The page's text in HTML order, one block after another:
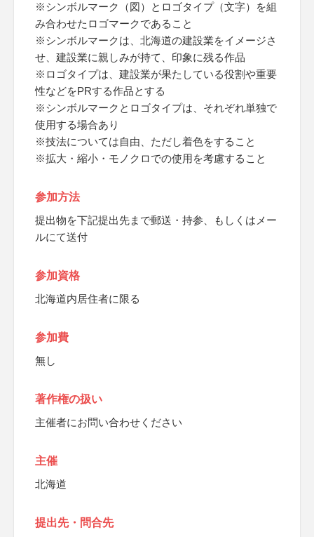
※シンボルマーク（図）とロゴタイプ（文字）を組
み合わせたロゴマークであること
※シンボルマークは、北海道の建設業をイメージさ
せ、建設業に親しみが持て、印象に残る作品
※ロゴタイプは、建設業が果たしている役割や重要
性などをPRする作品とする
※シンボルマークとロゴタイプは、それぞれ単独で
使用する場合あり
※技法については自由、ただし着色をすること
※拡大・縮小・モノクロでの使用を考慮すること
参加方法
提出物を下記提出先まで郵送・持参、もしくはメー
ルにて送付
参加資格
北海道内居住者に限る
参加費
無し
著作権の扱い
主催者にお問い合わせください
主催
北海道
提出先・問合先